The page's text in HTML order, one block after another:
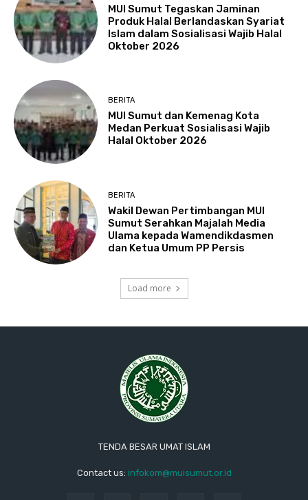
MUI Sumut Tegaskan Jaminan
Produk Halal Berlandaskan Syariat
Islam dalam Sosialisasi Wajib Halal
Oktober 2026
BERITA
MUI Sumut dan Kemenag Kota
Medan Perkuat Sosialisasi Wajib
Halal Oktober 2026
BERITA
Wakil Dewan Pertimbangan MUI
Sumut Serahkan Majalah Media
Ulama kepada Wamendikdasmen
dan Ketua Umum PP Persis
Load more
TENDA BESAR UMAT ISLAM
Contact us: infokom@muisumut.or.id